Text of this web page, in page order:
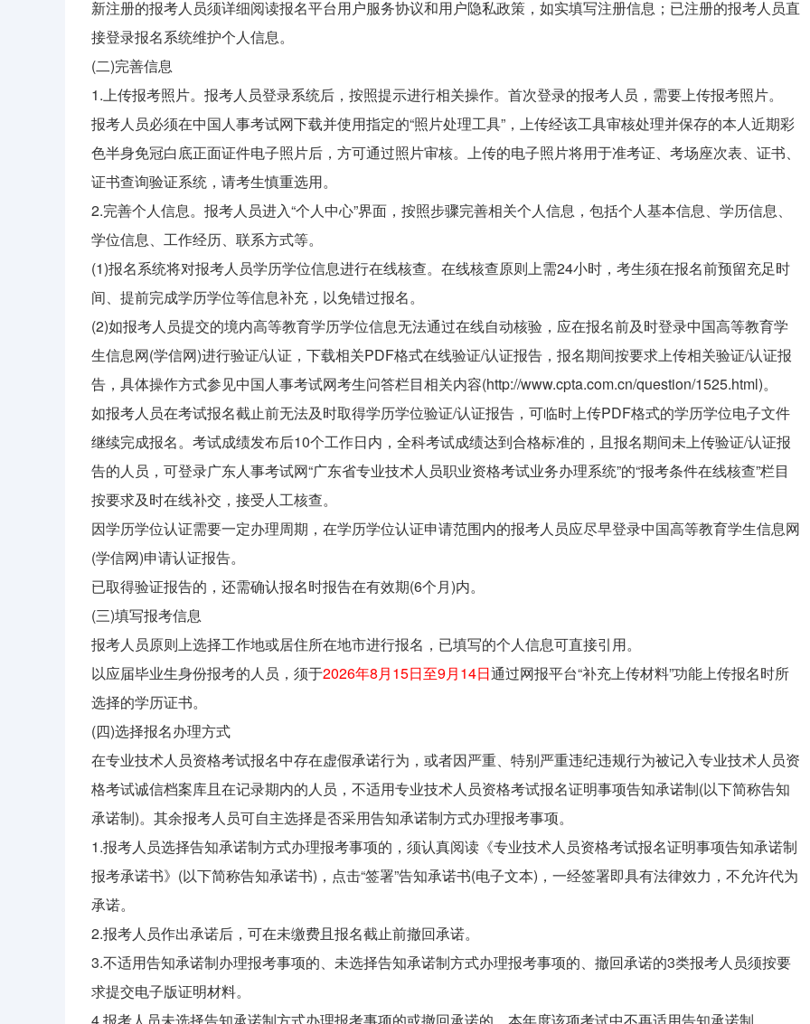
新注册的报考人员须详细阅读报名平台用户服务协议和用户隐私政策，如实填写注册信息；已注册的报考人员直
接登录报名系统维护个人信息。
(二)完善信息
1.上传报考照片。报考人员登录系统后，按照提示进行相关操作。首次登录的报考人员，需要上传报考照片。
报考人员必须在中国人事考试网下载并使用指定的“照片处理工具”，上传经该工具审核处理并保存的本人近期彩
色半身免冠白底正面证件电子照片后，方可通过照片审核。上传的电子照片将用于准考证、考场座次表、证书、
证书查询验证系统，请考生慎重选用。
2.完善个人信息。报考人员进入“个人中心”界面，按照步骤完善相关个人信息，包括个人基本信息、学历信息、
学位信息、工作经历、联系方式等。
(1)报名系统将对报考人员学历学位信息进行在线核查。在线核查原则上需24小时，考生须在报名前预留充足时
间、提前完成学历学位等信息补充，以免错过报名。
(2)如报考人员提交的境内高等教育学历学位信息无法通过在线自动核验，应在报名前及时登录中国高等教育学
生信息网(学信网)进行验证/认证，下载相关PDF格式在线验证/认证报告，报名期间按要求上传相关验证/认证报
告，具体操作方式参见中国人事考试网考生问答栏目相关内容(http://www.cpta.com.cn/question/1525.html)。
如报考人员在考试报名截止前无法及时取得学历学位验证/认证报告，可临时上传PDF格式的学历学位电子文件
继续完成报名。考试成绩发布后10个工作日内，全科考试成绩达到合格标准的，且报名期间未上传验证/认证报
告的人员，可登录广东人事考试网“广东省专业技术人员职业资格考试业务办理系统”的“报考条件在线核查”栏目
按要求及时在线补交，接受人工核查。
因学历学位认证需要一定办理周期，在学历学位认证申请范围内的报考人员应尽早登录中国高等教育学生信息网
(学信网)申请认证报告。
已取得验证报告的，还需确认报名时报告在有效期(6个月)内。
(三)填写报考信息
报考人员原则上选择工作地或居住所在地市进行报名，已填写的个人信息可直接引用。
以应届毕业生身份报考的人员，须于2026年8月15日至9月14日通过网报平台“补充上传材料”功能上传报名时所
选择的学历证书。
(四)选择报名办理方式
在专业技术人员资格考试报名中存在虚假承诺行为，或者因严重、特别严重违纪违规行为被记入专业技术人员资
格考试诚信档案库且在记录期内的人员，不适用专业技术人员资格考试报名证明事项告知承诺制(以下简称告知
承诺制)。其余报考人员可自主选择是否采用告知承诺制方式办理报考事项。
1.报考人员选择告知承诺制方式办理报考事项的，须认真阅读《专业技术人员资格考试报名证明事项告知承诺制
报考承诺书》(以下简称告知承诺书)，点击“签署”告知承诺书(电子文本)，一经签署即具有法律效力，不允许代为
承诺。
2.报考人员作出承诺后，可在未缴费且报名截止前撤回承诺。
3.不适用告知承诺制办理报考事项的、未选择告知承诺制方式办理报考事项的、撤回承诺的3类报考人员须按要
求提交电子版证明材料。